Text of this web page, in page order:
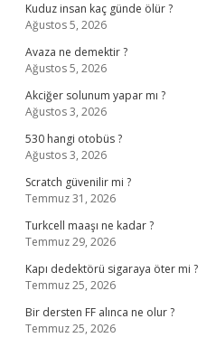
Kuduz insan kaç günde ölür ?
Ağustos 5, 2026
Avaza ne demektir ?
Ağustos 5, 2026
Akciğer solunum yapar mı ?
Ağustos 3, 2026
530 hangi otobüs ?
Ağustos 3, 2026
Scratch güvenilir mi ?
Temmuz 31, 2026
Turkcell maaşı ne kadar ?
Temmuz 29, 2026
Kapı dedektörü sigaraya öter mi ?
Temmuz 25, 2026
Bir dersten FF alınca ne olur ?
Temmuz 25, 2026